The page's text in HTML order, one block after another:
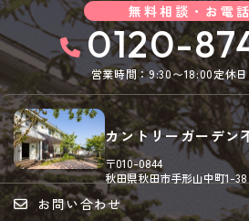
無料相談・お電
0120-
営業時間：9:30〜18:00定休
カントリーガーデン
〒010-0844
秋田県秋田市手形山中町1-38
お問い合わせ